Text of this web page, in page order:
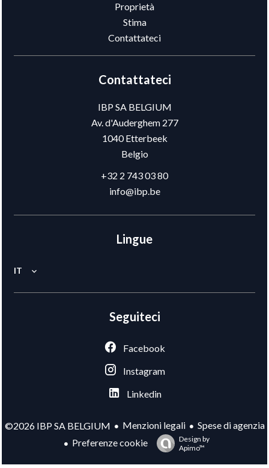
Proprietà
Stima
Contattateci
Contattateci
IBP SA BELGIUM
Av. d'Auderghem 277
1040Etterbeek
Belgio
+32 2 743 03 80
info@ibp.be
Lingue
IT
Seguiteci
Facebook
Instagram
Linkedin
©2026 IBP SA BELGIUM Menzioni legali
Spese di agenzia
Preferenze cookie
Design by
Apimo™